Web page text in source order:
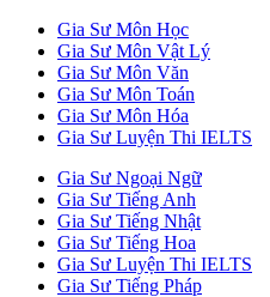
Gia Sư Môn Học
Gia Sư Môn Vật Lý
Gia Sư Môn Văn
Gia Sư Môn Toán
Gia Sư Môn Hóa
Gia Sư Luyện Thi IELTS
Gia Sư Ngoại Ngữ
Gia Sư Tiếng Anh
Gia Sư Tiếng Nhật
Gia Sư Tiếng Hoa
Gia Sư Luyện Thi IELTS
Gia Sư Tiếng Pháp